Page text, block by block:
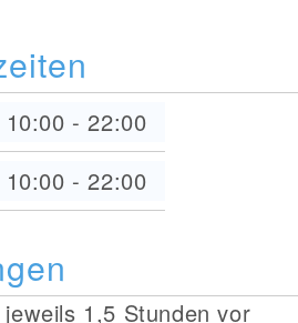
10:00 - 22:00
10:00 - 22:00
jeweils 1,5 Stunden vor